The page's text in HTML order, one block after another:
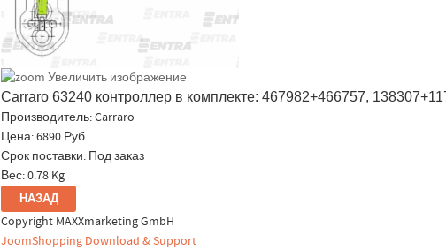
Увеличить изображение
Carraro 63240 контроллер в комплекте: 467982+466757,
Производитель:Carraro
Цена:6890 Руб.
Срок поставки: Под заказ
Вес:0.78 Kg
Copyright MAXXmarketing GmbH
JoomShopping Download & Support